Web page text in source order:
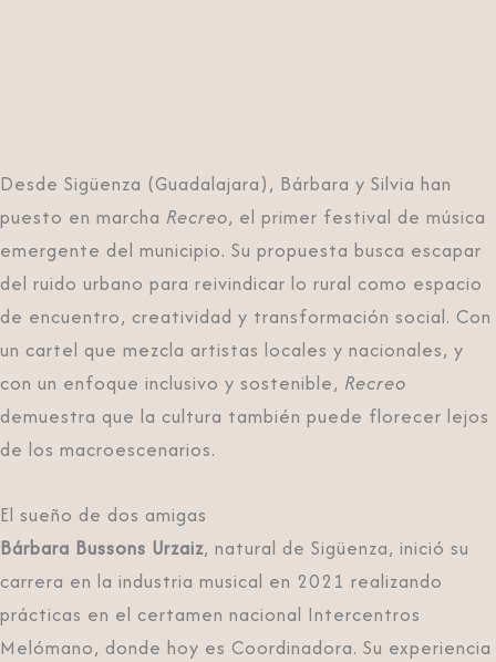
Desde Sigüenza (Guadalajara), Bárbara y Silvia han
puesto en marcha Recreo, el primer festival de música
emergente del municipio. Su propuesta busca escapar
del ruido urbano para reivindicar lo rural como espacio
de encuentro, creatividad y transformación social. Con
un cartel que mezcla artistas locales y nacionales, y
con un enfoque inclusivo y sostenible, Recreo
demuestra que la cultura también puede florecer lejos
de los macroescenarios.
El sueño de dos amigas
Bárbara Bussons Urzaiz, natural de Sigüenza, inició su
carrera en la industria musical en 2021 realizando
prácticas en el certamen nacional Intercentros
Melómano, donde hoy es Coordinadora. Su experiencia